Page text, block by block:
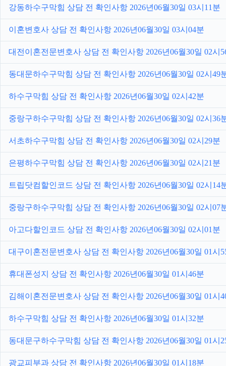
강동하수구막힘 상담 전 확인사항 2026년06월30일 03시11분
이혼변호사 상담 전 확인사항 2026년06월30일 03시04분
대전이혼전문변호사 상담 전 확인사항 2026년06월30일 02시
동대문하수구막힘 상담 전 확인사항 2026년06월30일 02시49
하수구막힘 상담 전 확인사항 2026년06월30일 02시42분
중랑구하수구막힘 상담 전 확인사항 2026년06월30일 02시36
서초하수구막힘 상담 전 확인사항 2026년06월30일 02시29분
은평하수구막힘 상담 전 확인사항 2026년06월30일 02시21분
트립닷컴할인코드 상담 전 확인사항 2026년06월30일 02시14
중랑구하수구막힘 상담 전 확인사항 2026년06월30일 02시07
아고다할인코드 상담 전 확인사항 2026년06월30일 02시01분
대구이혼전문변호사 상담 전 확인사항 2026년06월30일 01시
휴대폰성지 상담 전 확인사항 2026년06월30일 01시46분
김해이혼전문변호사 상담 전 확인사항 2026년06월30일 01시
하수구막힘 상담 전 확인사항 2026년06월30일 01시32분
동대문구하수구막힘 상담 전 확인사항 2026년06월30일 01시
광교피부과 상담 전 확인사항 2026년06월30일 01시18분